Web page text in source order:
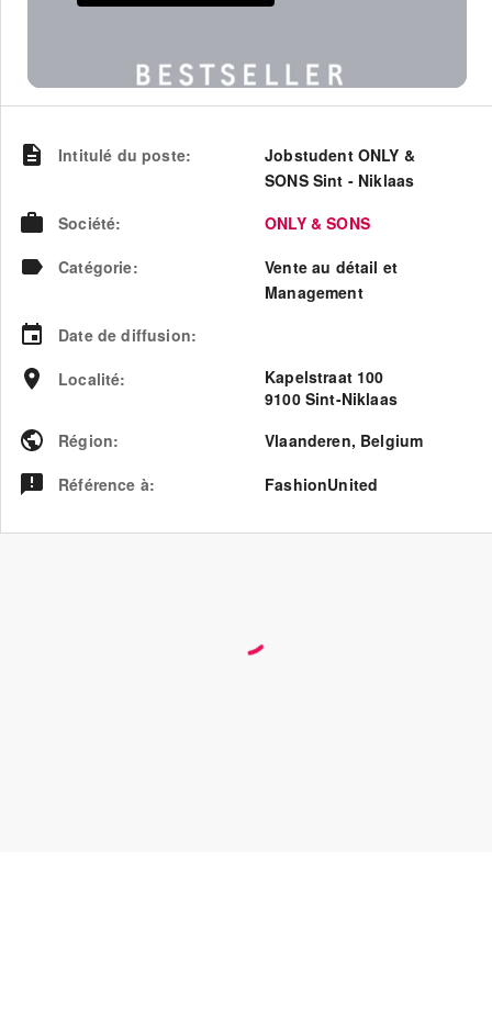
Intitulé du poste:
Jobstudent ONLY &
SONS Sint - Niklaas
Société:
ONLY & SONS
Catégorie:
Vente au détail et
Management
Date de diffusion:
Localité:
Kapelstraat 100
9100 Sint-Niklaas
Région: Vlaanderen, Belgium
Référence à: FashionUnited